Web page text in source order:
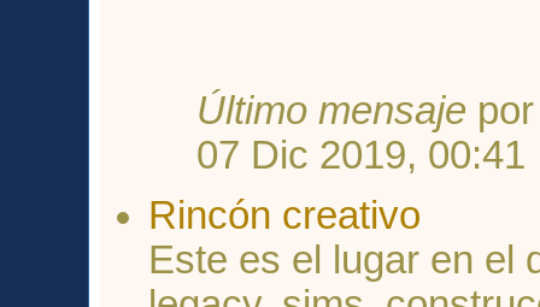
Último mensaje
07 Dic 2019, 00:41
Rincón creativo
Este es el lugar en el